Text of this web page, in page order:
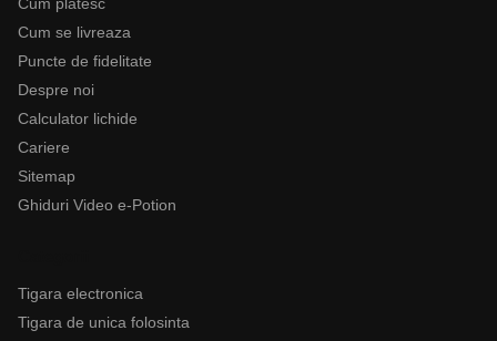
Cum se livreaza
Puncte de fidelitate
Despre noi
Calculator lichide
Cariere
Sitemap
Ghiduri Video e-Potion
Tigara electronica
Tigara de unica folosinta